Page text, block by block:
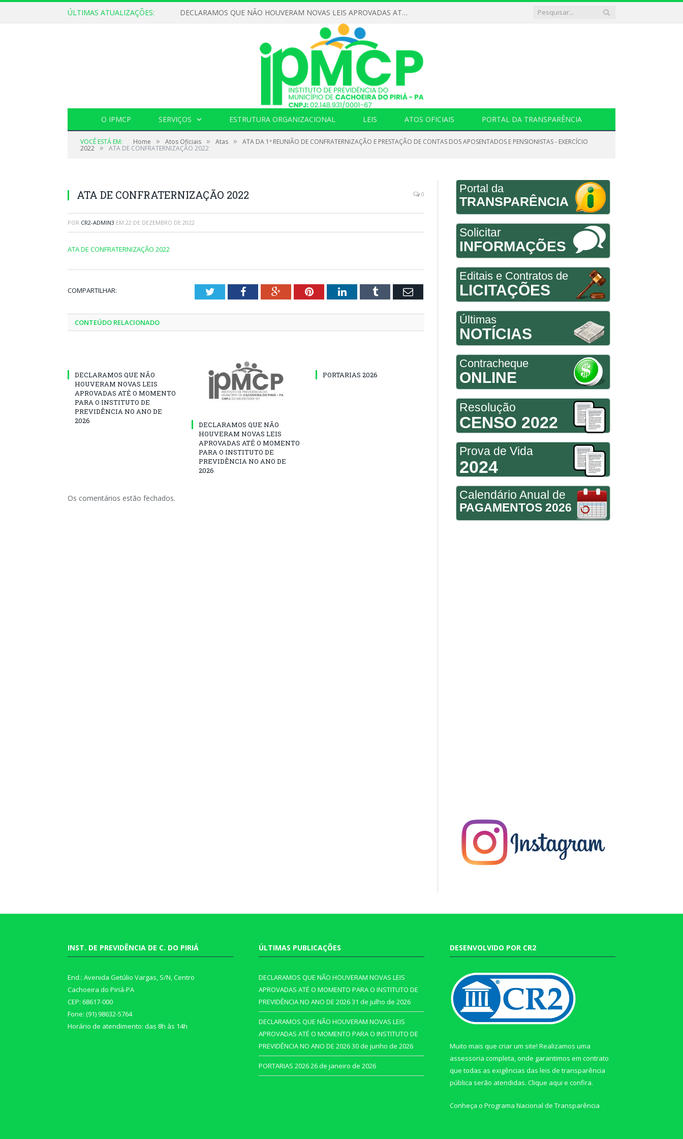
ÚLTIMAS ATUALIZAÇÕES: DECLARAMOS QUE NÃO HOUVERAM NOVAS LEIS APROVADAS ATÉ O MOMENTO PARA O INSTITUTO DE PREVIDÊNCIA NO ANO DE 2026
O IPMCP SERVIÇOS ESTRUTURA ORGANIZACIONAL LEIS ATOS OFICIAIS PORTAL DA TRANSPARÊNCIA
VOCÊ ESTÁ EM: Home » Atos Oficiais » Atas » ATA DA 1ª REUNIÃO DE CONFRATERNIZAÇÃO E PRESTAÇÃO DE CONTAS DOS APOSENTADOS E PENSIONISTAS - EXERCÍCIO
2022 » ATA DE CONFRATERNIZAÇÃO 2022
ATA DE CONFRATERNIZAÇÃO 2022 0
POR CR2-ADMIN3 EM 22 DE DEZEMBRO DE 2022
ATA DE CONFRATERNIZAÇÃO 2022
COMPARTILHAR: TwitterFacebookGoogle+PinterestLinkedInTumblr Email
CONTEÚDO RELACIONADO
DECLARAMOS QUE NÃO
HOUVERAM NOVAS LEIS
APROVADAS ATÉ O MOMENTO
PARA O INSTITUTO DE
PREVIDÊNCIA NO ANO DE
2026
DECLARAMOS QUE NÃO
HOUVERAM NOVAS LEIS
APROVADAS ATÉ O MOMENTO
PARA O INSTITUTO DE
PREVIDÊNCIA NO ANO DE
2026
PORTARIAS 2026
Os comentários estão fechados.
Portal da
TRANSPARÊNCIA
Solicitar
INFORMAÇÕES
Editais e Contratos de
LICITAÇÕES
Últimas
NOTÍCIAS
Contracheque
ONLINE
Resolução
CENSO 2022
Prova de Vida
2024
Calendário Anual de
PAGAMENTOS 2026
INST. DE PREVIDÊNCIA DE C. DO PIRIÁ
End.: Avenida Getúlio Vargas, S/N, Centro
Cachoeira do Piriá-PA
CEP: 68617-000
Fone: (91) 98632-5764
Horário de atendimento: das 8h às 14h
ÚLTIMAS PUBLICAÇÕES
DECLARAMOS QUE NÃO HOUVERAM NOVAS LEIS
APROVADAS ATÉ O MOMENTO PARA O INSTITUTO DE
PREVIDÊNCIA NO ANO DE 202631 de julho de 2026
DECLARAMOS QUE NÃO HOUVERAM NOVAS LEIS
APROVADAS ATÉ O MOMENTO PARA O INSTITUTO DE
PREVIDÊNCIA NO ANO DE 202630 de junho de 2026
PORTARIAS 202626 de janeiro de 2026
DESENVOLVIDO POR CR2
Muito mais que criar um site! Realizamos uma
assessoria completa, onde garantimos em contrato
que todas as exigências das leis de transparência
pública serão atendidas. Clique aqui e confira.
Conheça o Programa Nacional de Transparência